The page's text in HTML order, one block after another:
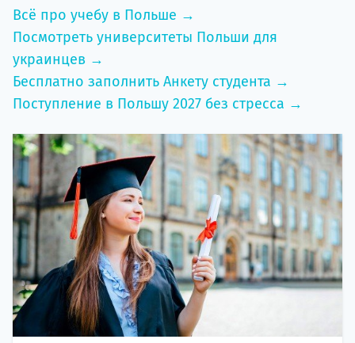
Всё про учебу в Польше →
Посмотреть университеты Польши для
украинцев →
Бесплатно заполнить Анкету студента →
Поступление в Польшу 2027 без стресса →